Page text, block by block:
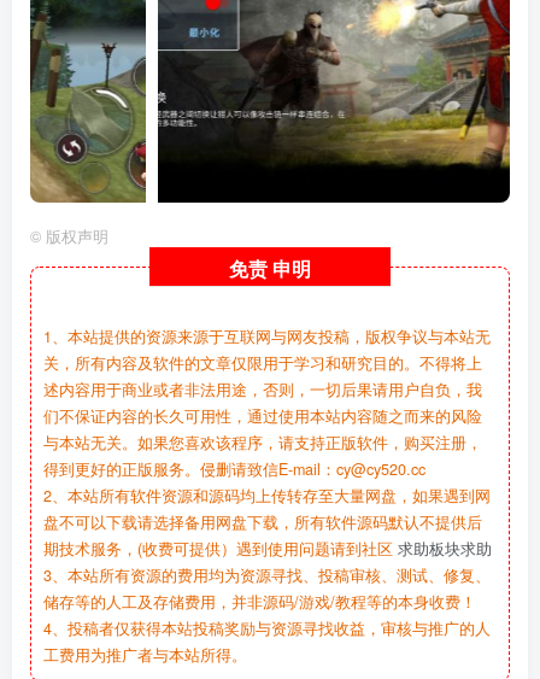
© 版权声明
免责 申明
1、本站提供的资源来源于互联网与网友投稿，版权争议与本站无
关，所有内容及软件的文章仅限用于学习和研究目的。不得将上
述内容用于商业或者非法用途，否则，一切后果请用户自负，我
们不保证内容的长久可用性，通过使用本站内容随之而来的风险
与本站无关。如果您喜欢该程序，请支持正版软件，购买注册，
得到更好的正版服务。侵删请致信E-mail：cy@cy520.cc
2、本站所有软件资源和源码均上传转存至大量网盘，如果遇到网
盘不可以下载请选择备用网盘下载，所有软件源码默认不提供后
期技术服务，(收费可提供）遇到使用问题请到社区 求助板块求助
3、本站所有资源的费用均为资源寻找、投稿审核、测试、修复、
储存等的人工及存储费用，并非源码/游戏/教程等的本身收费！
4、投稿者仅获得本站投稿奖励与资源寻找收益，审核与推广的人
工费用为推广者与本站所得。